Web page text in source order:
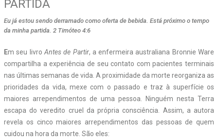
PARTIDA
Eu já estou sendo derramado como oferta de bebida. Está próximo o tempo
da minha partida. 2 Timóteo 4:6
Em seu livro Antes de Partir, a enfermeira australiana Bronnie Ware
compartilha a experiência de seu contato com pacientes terminais
nas últimas semanas de vida. A proximidade da morte reorganiza as
prioridades da vida, mexe com o passado e traz à superfície os
maiores arrependimentos de uma pessoa. Ninguém nesta Terra
escapa do veredito cruel da própria consciência. Assim, a autora
revela os cinco maiores arrependimentos das pessoas de quem
cuidou na hora da morte. São eles: